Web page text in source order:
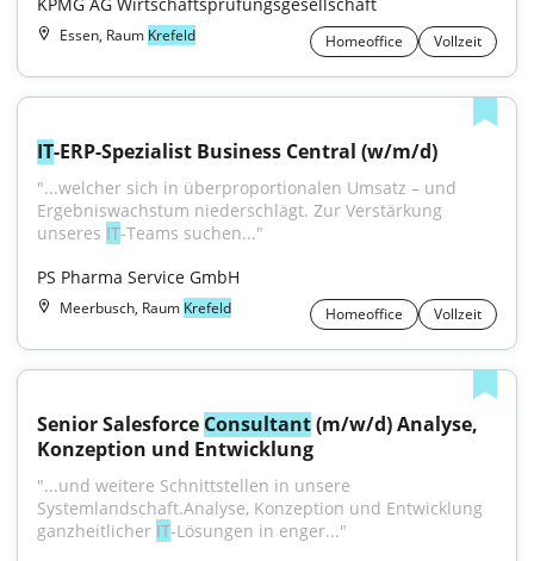
Essen, Raum Krefeld Homeoffice Vollzeit
IT-ERP-Spezialist Business Central (w/m/d)
"...welcher sich in überproportionalen Umsatz – und
Ergebniswachstum niederschlägt. Zur Verstärkung
unseres IT-Teams suchen..."
PS Pharma Service GmbH
Meerbusch, Raum Krefeld Homeoffice Vollzeit
Senior Salesforce Consultant (m/w/d) Analyse,
Konzeption und Entwicklung
"...und weitere Schnittstellen in unsere
Systemlandschaft.Analyse, Konzeption und Entwicklung
ganzheitlicher IT-Lösungen in enger..."